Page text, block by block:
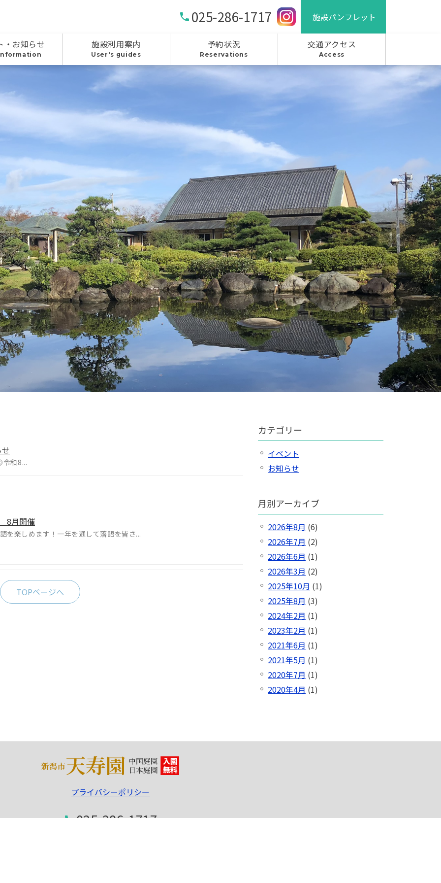
phone 025-286-1717 施設パンフレット
・お知らせ 施設利用案内
User's guides
予約状況
Reservations
交通アクセス
Access
令和8...
8月開催
楽しめます！一年を通して落語を皆さ...
TOPページへ
カテゴリー
イベント
お知らせ
月別アーカイブ
2026年8月 (6)
2026年7月 (2)
2026年6月 (1)
2026年3月 (2)
2025年10月 (1)
2025年8月 (3)
2024年2月 (1)
2023年2月 (1)
2021年6月 (1)
2021年5月 (1)
2020年7月 (1)
2020年4月 (1)
プライバシーポリシー
phone025-286-1717